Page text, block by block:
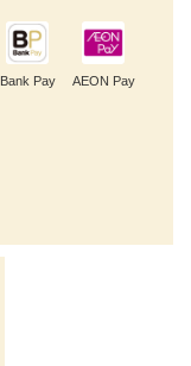
Bank Pay AEON Pay